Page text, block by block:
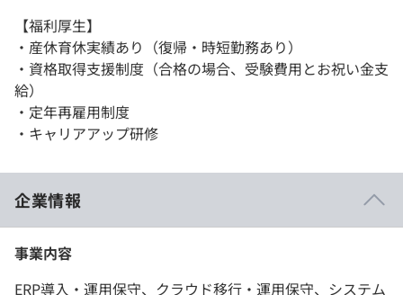
【福利厚生】
・産休育休実績あり（復帰・時短勤務あり）
・資格取得支援制度（合格の場合、受験費用とお祝い金支
給）
・定年再雇用制度
・キャリアアップ研修
企業情報
事業内容
ERP導入・運用保守、クラウド移行・運用保守、システム